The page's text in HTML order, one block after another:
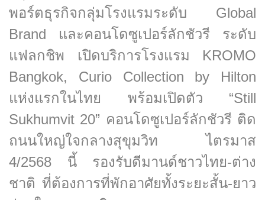
พอร์ตธุรกิจกลุ่มโรงแรมระดับ Global
Brand และคอนโดซูเปอร์ลักชัวรี ระดับ
แฟลกชิพ เปิดบริการโรงแรม KROMO
Bangkok, Curio Collection by Hilton
แห่งแรกในไทย พร้อมเปิดตัว “Still
Sukhumvit 20” คอนโดซูเปอร์ลักชัวรี ติด
ถนนใหญ่ใจกลางสุขุมวิท ไตรมาส
4/2568 นี้ รองรับดีมานด์ชาวไทย-ต่าง
ชาติ ที่ต้องการที่พักอาศัยทั้งระยะสั้น-ยาว